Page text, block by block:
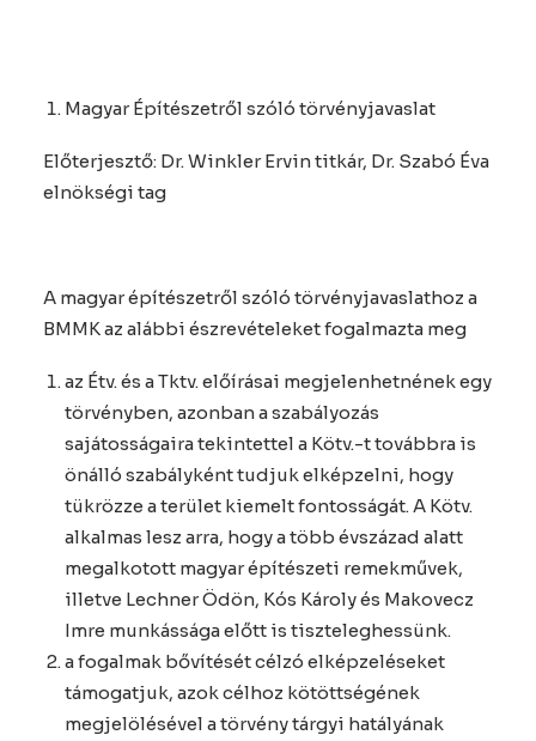
Magyar Építészetről szóló törvényjavaslat
Előterjesztő: Dr. Winkler Ervin titkár, Dr. Szabó Éva
elnökségi tag
A magyar építészetről szóló törvényjavaslathoz a
BMMK az alábbi észrevételeket fogalmazta meg
az Étv. és a Tktv. előírásai megjelenhetnének egy
törvényben, azonban a szabályozás
sajátosságaira tekintettel a Kötv.-t továbbra is
önálló szabályként tudjuk elképzelni, hogy
tükrözze a terület kiemelt fontosságát. A Kötv.
alkalmas lesz arra, hogy a több évszázad alatt
megalkotott magyar építészeti remekművek,
illetve Lechner Ödön, Kós Károly és Makovecz
Imre munkássága előtt is tiszteleghessünk.
a fogalmak bővítését célzó elképzeléseket
támogatjuk, azok célhoz kötöttségének
megjelölésével a törvény tárgyi hatályának